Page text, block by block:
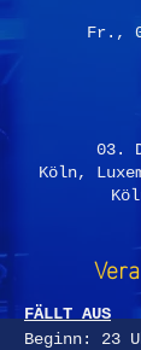
Fr.,
03.
Köln,
FÄLLT AUS
Beginn: 23